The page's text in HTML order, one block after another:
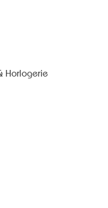
Horlogerie